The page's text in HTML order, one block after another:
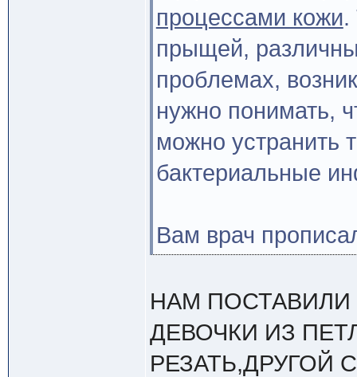
процессами кожи.
прыщей,
проблемах,
нужно понимать,
можно устранить
бактериальные
Вам врач
НАМ ПОСТАВИЛИ
ДЕВОЧКИ ИЗ
РЕЗАТЬ,ДРУГОЙ